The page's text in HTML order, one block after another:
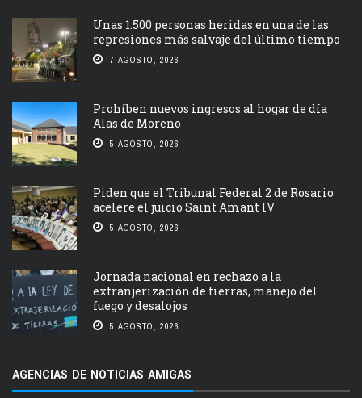
Unas 1.500 personas heridas en una de las
represiones más salvaje del último tiempo
7 AGOSTO, 2026
Prohíben nuevos ingresos al hogar de día
Alas de Moreno
5 AGOSTO, 2026
Piden que el Tribunal Federal 2 de Rosario
acelere el juicio Saint Amant IV
5 AGOSTO, 2026
Jornada nacional en rechazo a la
extranjerización de tierras, manejo del
fuego y desalojos
5 AGOSTO, 2026
AGENCIAS DE NOTICIAS AMIGAS